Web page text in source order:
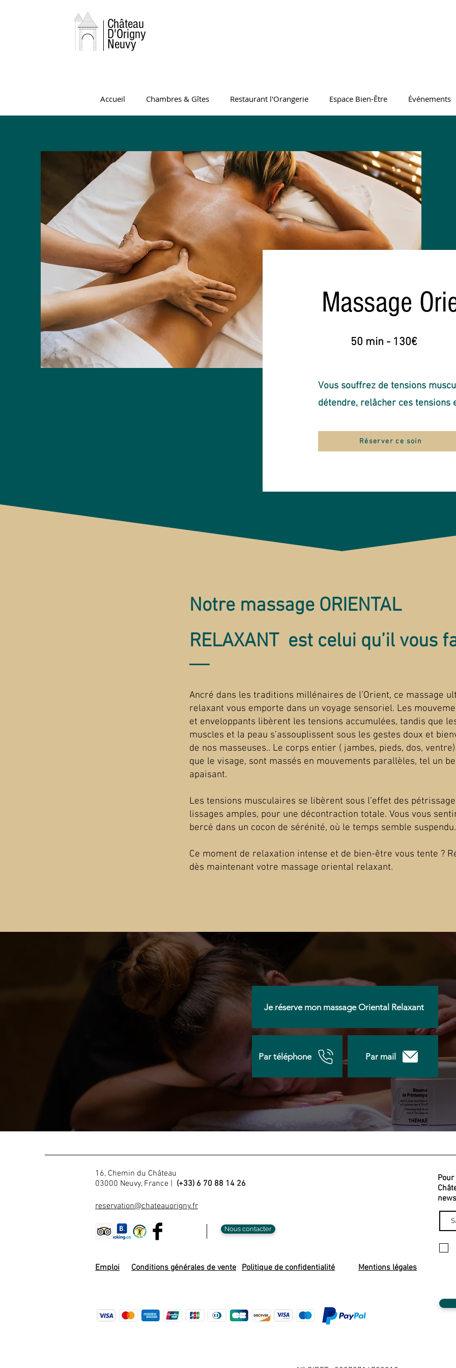
Château
D'Origny
Neuvy
Accueil Chambres & Gîtes Restaurant l'Orangerie Espace Bien-Être Événements
Massage
50 min - 130€
Vous souffrez de tensions
détendre, relâcher ces tensions
Réserver ce soin
Notre massage ORIENTAL
RELAXANT est celui qu’il vous
Ancré dans les traditions millénaires de l’Orient, ce massage
relaxant vous emporte dans un voyage sensoriel. Les
et enveloppants libèrent les tensions accumulées, tandis que
muscles et la peau s’assouplissent sous les gestes doux et
de nos masseuses.. Le corps entier ( jambes, pieds, dos,
que le visage, sont massés en mouvements parallèles, tel un
apaisant.
Les tensions musculaires se libèrent sous l’effet des
lissages amples, pour une décontraction totale. Vous vous
bercé dans un cocon de sérénité, où le temps semble suspendu.
Ce moment de relaxation intense et de bien-être vous tente ?
dès maintenant votre massage oriental relaxant.
Je réserve mon massage Oriental Relaxant
Par téléphone Par mail
16, Chemin du Château
03000 Neuvy, France | (+33) 6 70 88 14 26
reservation@chateauorigny.fr
Nous contacter
Emploi Conditions générales de vente Politique de confidentialité Mentions légales